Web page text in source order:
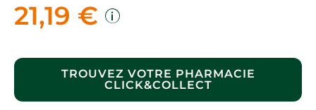
21,19 €
TROUVEZ VOTRE PHARMACIE
CLICK&COLLECT